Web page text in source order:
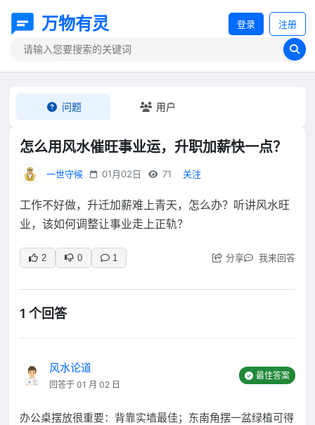
万物有灵 登录 注册
问题 用户
怎么用风水催旺事业运，升职加薪快一点？
一世守候 01月02日 71 关注
工作不好做，升迁加薪难上青天，怎么办？听讲风水旺
业，该如何调整让事业走上正轨？
2 0 1 分享 我来回答
1 个回答
风水论道
回答于 01 月 02 日
最佳答案
办公桌摆放很重要：背靠实墙最佳；东南角摆一盆绿植可得